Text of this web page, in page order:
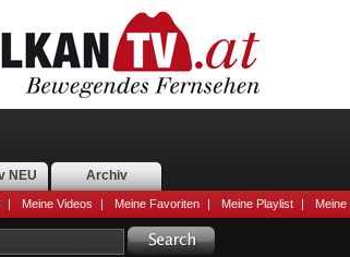
NEU Archiv
| Meine Videos | Meine Favoriten | Meine Playlist |